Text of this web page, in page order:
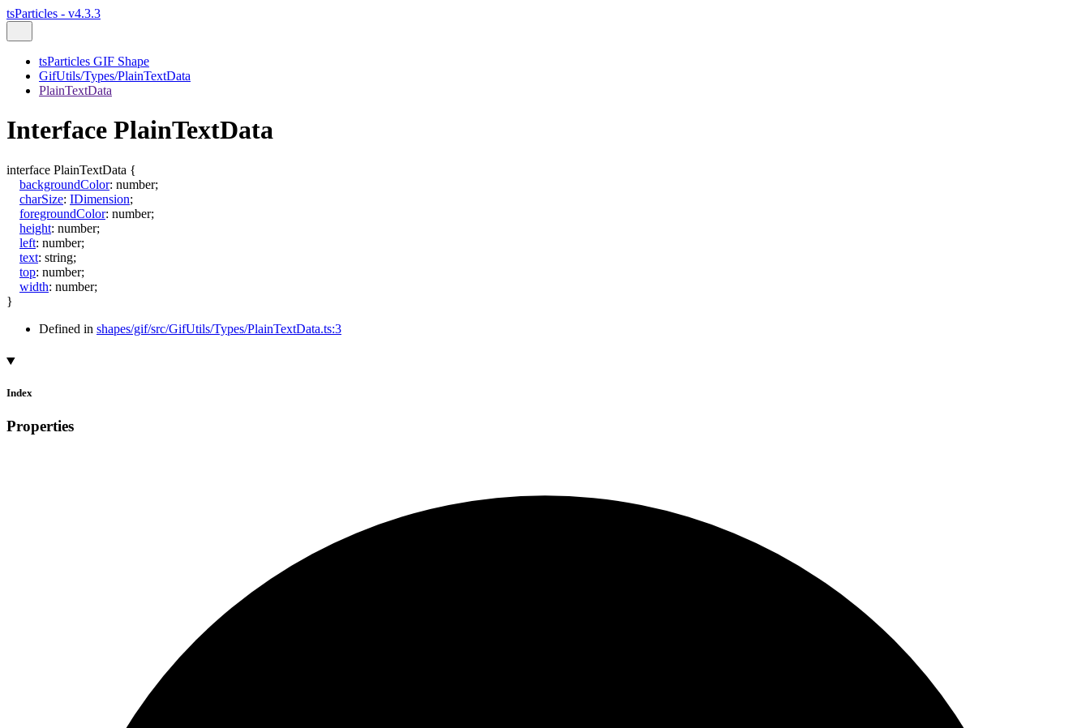
tsParticles - v4.3.3
tsParticles GIF Shape
GifUtils/Types/PlainTextData
PlainTextData
Interface PlainTextData
interface PlainTextData {
backgroundColor: number;
charSize: IDimension;
foregroundColor: number;
height: number;
left: number;
text: string;
top: number;
width: number;
}
Defined in shapes/gif/src/GifUtils/Types/PlainTextData.ts:3
Index
Properties